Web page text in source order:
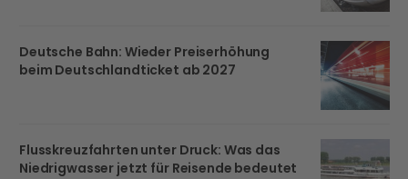
Deutsche Bahn: Wieder Preiserhöhung
beim Deutschlandticket ab 2027
Flusskreuzfahrten unter Druck: Was das
Niedrigwasser jetzt für Reisende bedeutet